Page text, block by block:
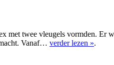
twee vleugels vormden. Er
Vanaf… verder lezen ».